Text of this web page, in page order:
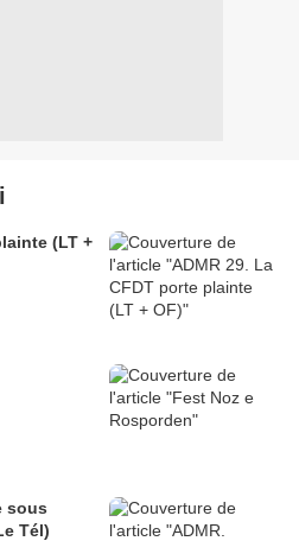
(LT +
sous
Tél)